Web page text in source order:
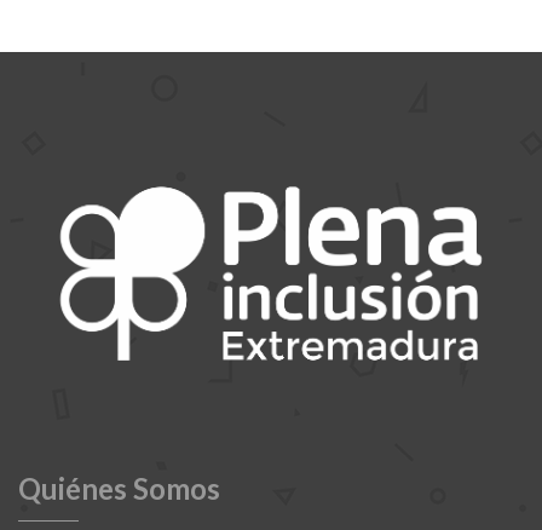
Quiénes Somos